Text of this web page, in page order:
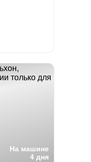
На машине
4 дня